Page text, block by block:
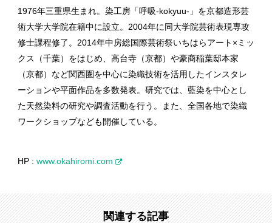
1976年三重県生まれ。染工房「呼吸-kokyuu-」を京都造形芸
術大学大学院在籍中に設立。2004年に同大学院芸術表現専攻
修士課程修了。2014年中房総国際芸術祭いちはらアート×ミッ
クス（千葉）をはじめ、高台寺（京都）や豪商稲葉邸本家
（京都）など関西圏を中心に染織技術を活用したインスタレ
ーションや平面作品を多数発表。研究では、藍染を中心とし
た天然染料の研究や調査活動を行う。また、全国各地で染織
ワークショップなども開催している。
HP : www.okahiromi.com
関連する記事